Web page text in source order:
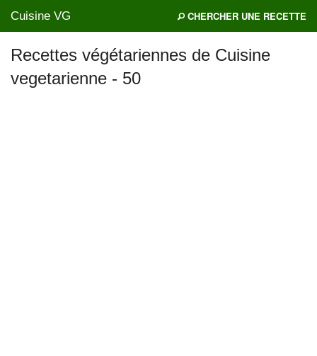
Cuisine VG CHERCHER UNE RECETTE
Mes blogs préférés
Recettes végétariennes de Cuisine
vegetarienne - 50